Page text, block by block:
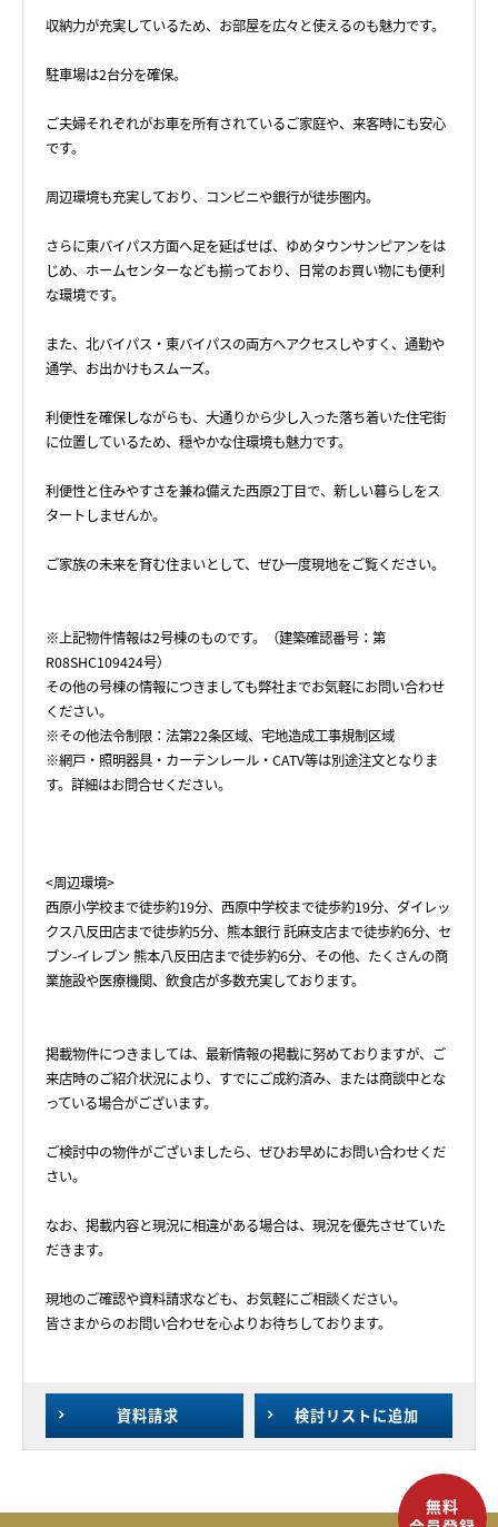
資料請求 検討リストに追加
収納力が充実しているため、お部屋を広々と使えるのも魅力です。
駐車場は2台分を確保。
ご夫婦それぞれがお車を所有されているご家庭や、来客時にも安心
です。
周辺環境も充実しており、コンビニや銀行が徒歩圏内。
さらに東バイパス方面へ足を延ばせば、ゆめタウンサンピアンをは
じめ、ホームセンターなども揃っており、日常のお買い物にも便利
な環境です。
また、北バイパス・東バイパスの両方へアクセスしやすく、通勤や
通学、お出かけもスムーズ。
利便性を確保しながらも、大通りから少し入った落ち着いた住宅街
に位置しているため、穏やかな住環境も魅力です。
利便性と住みやすさを兼ね備えた西原2丁目で、新しい暮らしをス
タートしませんか。
ご家族の未来を育む住まいとして、ぜひ一度現地をご覧ください。
※上記物件情報は2号棟のものです。（建築確認番号：第
R08SHC109424号）
その他の号棟の情報につきましても弊社までお気軽にお問い合わせ
ください。
※その他法令制限：法第22条区域、宅地造成工事規制区域
※網戸・照明器具・カーテンレール・CATV等は別途注文となりま
す。詳細はお問合せください。
<周辺環境>
西原小学校まで徒歩約19分、西原中学校まで徒歩約19分、ダイレッ
クス八反田店まで徒歩約5分、熊本銀行 託麻支店まで徒歩約6分、セ
ブン-イレブン 熊本八反田店まで徒歩約6分、その他、たくさんの商
業施設や医療機関、飲食店が多数充実しております。
掲載物件につきましては、最新情報の掲載に努めておりますが、ご
来店時のご紹介状況により、すでにご成約済み、または商談中とな
っている場合がございます。
ご検討中の物件がございましたら、ぜひお早めにお問い合わせくだ
さい。
なお、掲載内容と現況に相違がある場合は、現況を優先させていた
だきます。
現地のご確認や資料請求なども、お気軽にご相談ください。
皆さまからのお問い合わせを心よりお待ちしております。